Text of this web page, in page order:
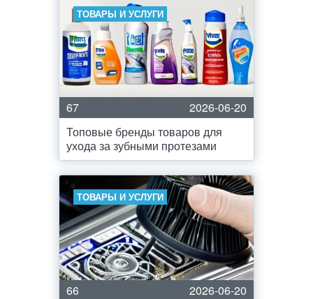
ТОВАРЫ И УСЛУГИ
67
2026-06-20
Топовые бренды товаров для
ухода за зубными протезами
ТОВАРЫ И УСЛУГИ
66
2026-06-20